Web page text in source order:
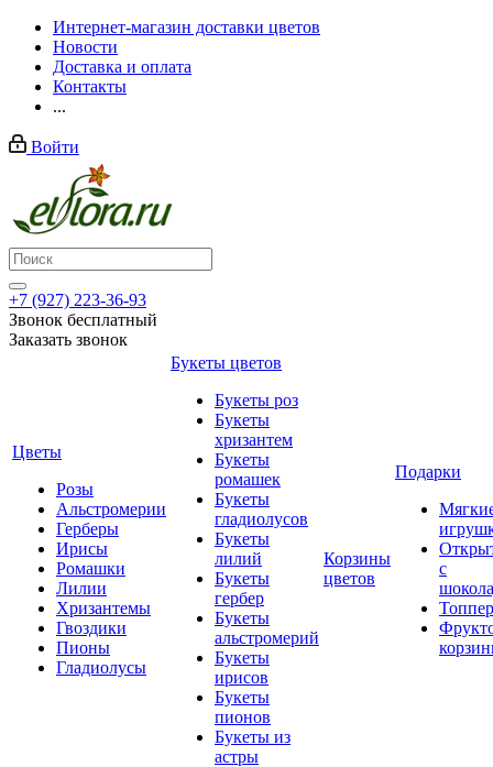
Интернет-магазин доставки цветов
Новости
Доставка и оплата
Контакты
...
Войти
+7 (927) 223-36-93
Звонок бесплатный
Заказать звонок
Цветы
Розы
Альстромерии
Герберы
Ирисы
Ромашки
Лилии
Хризантемы
Гвоздики
Пионы
Гладиолусы
Букеты цветов
Букеты роз
Букеты
хризантем
Букеты
ромашек
Букеты
гладиолусов
Букеты
лилий
Букеты
гербер
Букеты
альстромерий
Букеты
ирисов
Букеты
пионов
Букеты из
астры
Корзины
цветов
Подарки
с